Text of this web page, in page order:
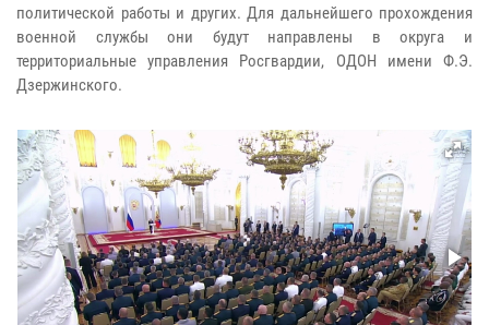
политической работы и других. Для дальнейшего прохождения
военной службы они будут направлены в округа и
территориальные управления Росгвардии, ОДОН имени Ф.Э.
Дзержинского.